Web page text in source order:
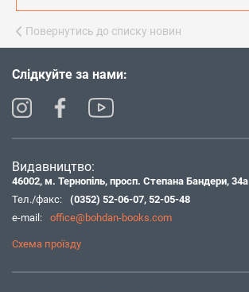
Повернутись до списку новин
Слідкуйте за нами:
Видавництво:
46002, м. Тернопіль, просп. Степана Бандери, 34а
Тел./факс:
(0352) 52-06-07, 52-05-48
e-mail:
office@bohdan-books.com
Схема проїзду